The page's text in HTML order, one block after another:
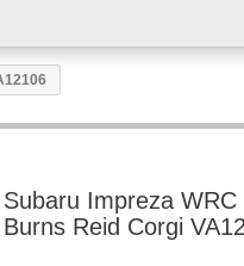
Subaru Impreza
Burns Reid Corgi